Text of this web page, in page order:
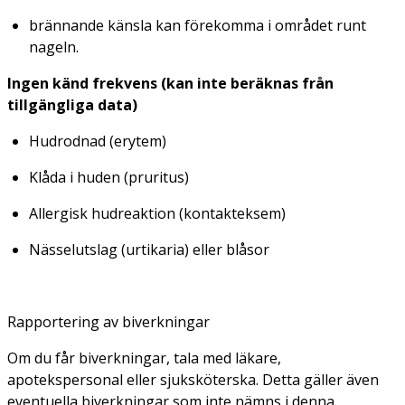
brännande känsla kan förekomma i området runt
nageln.
Ingen känd frekvens (kan inte beräknas från
tillgängliga data)
Hudrodnad (erytem)
Klåda i huden (pruritus)
Allergisk hudreaktion (kontakteksem)
Nässelutslag (urtikaria) eller blåsor
Rapportering av biverkningar
Om du får biverkningar, tala med läkare,
apotekspersonal eller sjuksköterska. Detta gäller även